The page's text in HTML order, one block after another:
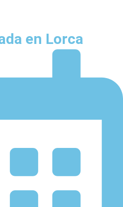
en Lorca